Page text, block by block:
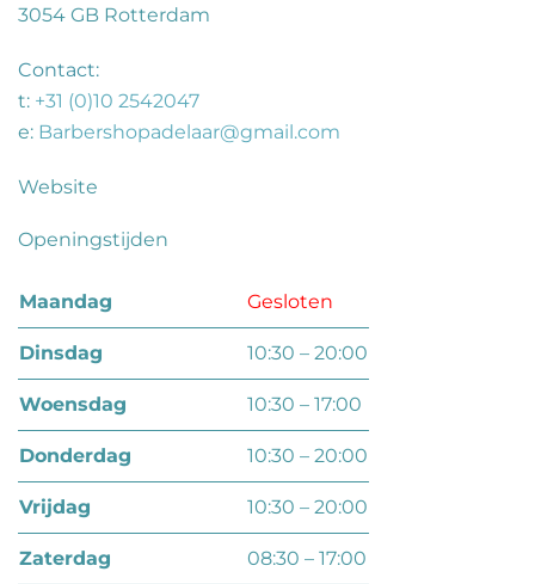
3054 GB Rotterdam
Contact:
t: +31 (0)10 2542047
e: Barbershopadelaar@gmail.com
Website
Openingstijden
maandag Gesloten
dinsdag 10:30 – 20:00
woensdag 10:30 – 17:00
donderdag 10:30 – 20:00
vrijdag 10:30 – 20:00
zaterdag 08:30 – 17:00